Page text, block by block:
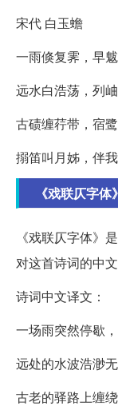
宋代 白玉蟾
一雨倏复霁，早魃
远水白浩荡，列岫
古碛缠荇带，宿鹭
搦笛叫月姊，伴我
《戏联仄字
《戏联仄字体》
对这首诗词的中
诗词中文译文：
一场雨突然停歇
远处的水波浩渺
古老的驿路上缠